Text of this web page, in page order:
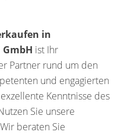
in
GmbH ist Ihr
Partner rund um den
und engagierten
Kenntnisse des
Sie unsere
beraten Sie